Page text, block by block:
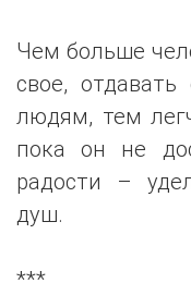
Чем больше
свое,
людям, тем
пока он не
радости –
душ.
***